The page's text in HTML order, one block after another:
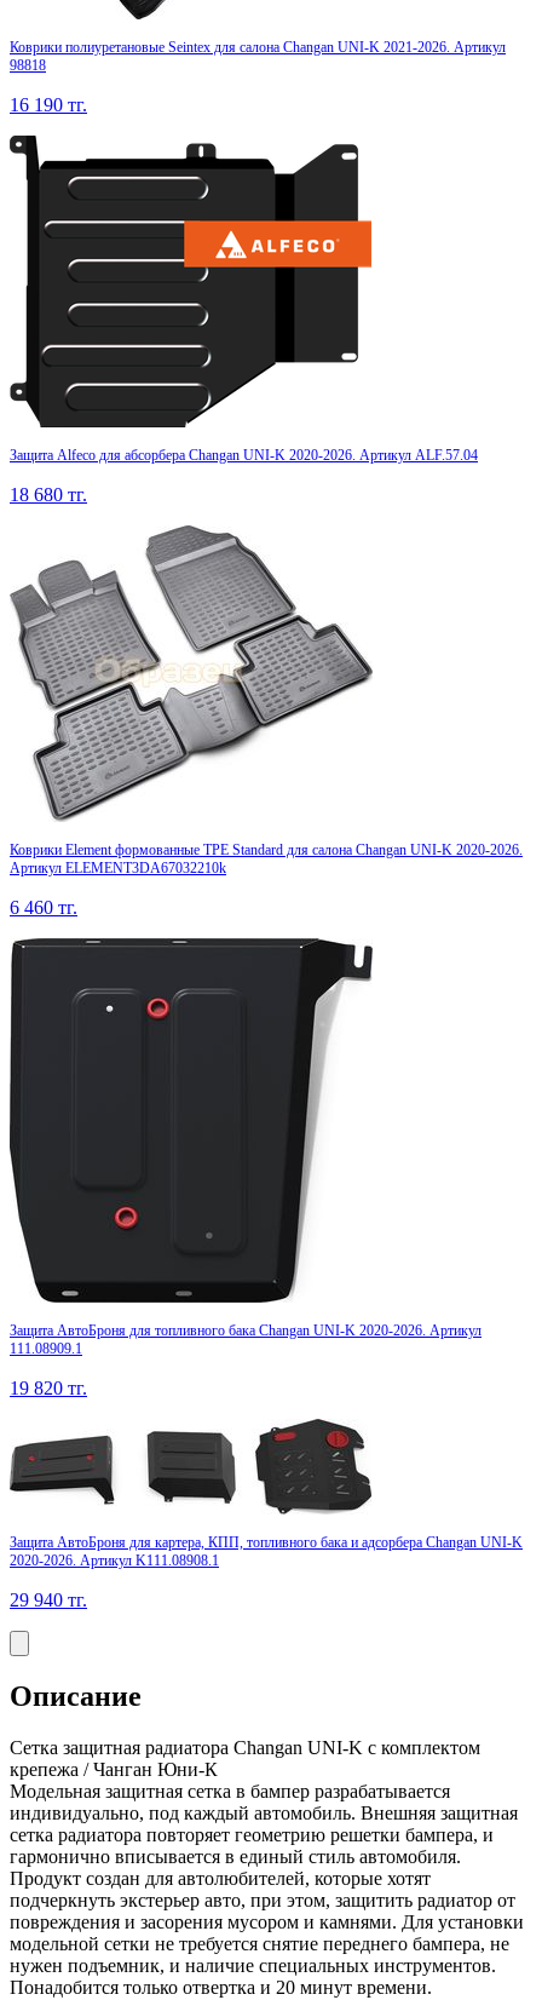
Коврики полиуретановые Seintex для салона Changan UNI-K 2021-2026. Артикул
98818
16 190 тг.
Защита Alfeco для абсорбера Changan UNI-K 2020-2026. Артикул ALF.57.04
18 680 тг.
Коврики Element формованные TPE Standard для салона Changan UNI-K 2020-2026.
Артикул ELEMENT3DA67032210k
6 460 тг.
Защита АвтоБроня для топливного бака Changan UNI-K 2020-2026. Артикул
111.08909.1
19 820 тг.
Защита АвтоБроня для картера, КПП, топливного бака и адсорбера Changan UNI-K
2020-2026. Артикул K111.08908.1
29 940 тг.
Описание
Сетка защитная радиатора Changan UNI-K с комплектом
крепежа / Чанган Юни-К
Модельная защитная сетка в бампер разрабатывается
индивидуально, под каждый автомобиль. Внешняя защитная
сетка радиатора повторяет геометрию решетки бампера, и
гармонично вписывается в единый стиль автомобиля.
Продукт создан для автолюбителей, которые хотят
подчеркнуть экстерьер авто, при этом, защитить радиатор от
повреждения и засорения мусором и камнями. Для установки
модельной сетки не требуется снятие переднего бампера, не
нужен подъемник, и наличие специальных инструментов.
Понадобится только отвертка и 20 минут времени.